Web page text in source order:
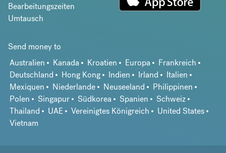
Bearbeitungszeiten
Umtausch
Send money to
Australien
Kanada Kroatien Europa
Frankreich
Deutschland
Hong Kong Indien Irland
Italien
Mexiquen
Niederlande Neuseeland
Philippinen
Polen
Singapur Südkorea Spanien
Schweiz
Thailand
UAE Vereinigtes Königreich
United States
Vietnam